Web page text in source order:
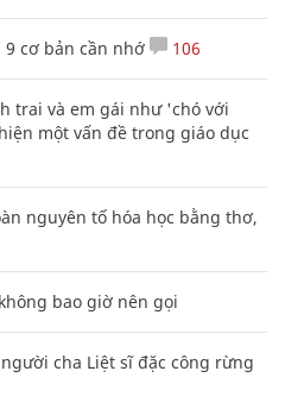
9 cơ bản cần nhớ 106
trai và em gái như 'chó với
một vấn đề trong giáo dục
nguyên tố hóa học bằng thơ,
bao giờ nên gọi
cha Liệt sĩ đặc công rừng